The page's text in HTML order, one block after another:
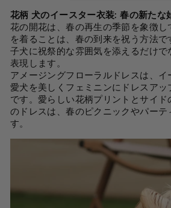
花柄犬のイースター衣装: 春の新たな
花の開花は、春の再生の季節を象徴し
を着ることは、春の到来を祝う方法で
子犬に祝祭的な雰囲気を添えるだけで
表現します。
アメージングフローラルドレスは、イ
愛犬を美しくフェミニンにドレスアッ
です。愛らしい花柄プリントとサイド
のドレスは、春のピクニックやパー
す。